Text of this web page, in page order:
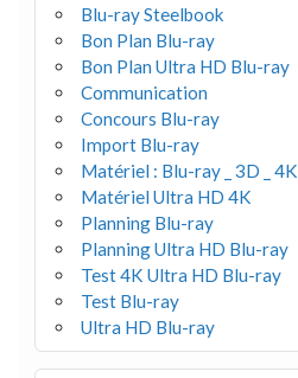
Blu-ray Steelbook
Bon Plan Blu-ray
Bon Plan Ultra HD Blu-ray
Communication
Concours Blu-ray
Import Blu-ray
Matériel : Blu-ray _ 3D _ 4K
Matériel Ultra HD 4K
Planning Blu-ray
Planning Ultra HD Blu-ray
Test 4K Ultra HD Blu-ray
Test Blu-ray
Ultra HD Blu-ray